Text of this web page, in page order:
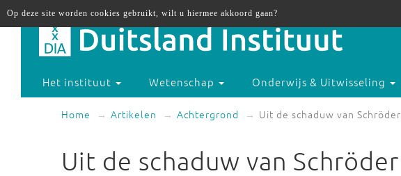
Het instituut Wetenschap Onderwijs & Uitwisseling
Home Artikelen Achtergrond Uit de schaduw van Schröder
Uit de schaduw van Schröder
Op deze site worden cookies gebruikt, wilt u hiermee akkoord gaan?